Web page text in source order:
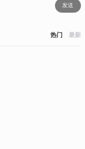
发送
热门 最新